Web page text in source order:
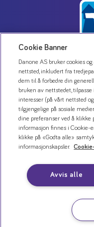
Bruk av
Cookie Banner
Danone AS bruker cookies
nettsted, inkludert fra
dem til å forbedre din
bruken av nettstedet,
interesser (på vårt nettsted
tilgjengelige på sosiale
dine preferanser ved å klikke
informasjon finnes i Cookie-
klikke på «Godta alle»
informasjonskapsler.
Avvis alle